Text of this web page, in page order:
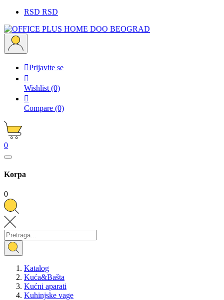
RSD RSD
Prijavite se

Wishlist (0)

Compare (0)
0
Korpa
0
Katalog
Kuća&Bašta
Kućni aparati
Kuhinjske vage